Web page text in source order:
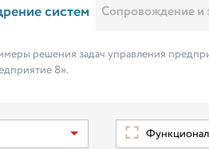
систем Сопровождение и
решения задач управления
8».